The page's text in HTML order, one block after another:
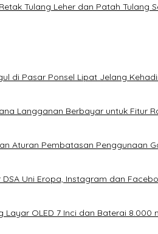
Tulang Leher dan Patah Tulang
di Pasar Ponsel Lipat Jelang
Langganan Berbayar untuk Fitur
Aturan Pembatasan Penggunaan
Uni Eropa, Instagram dan
Layar OLED 7 Inci dan Baterai 8.000